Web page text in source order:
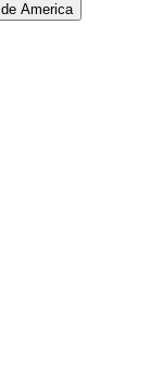
America